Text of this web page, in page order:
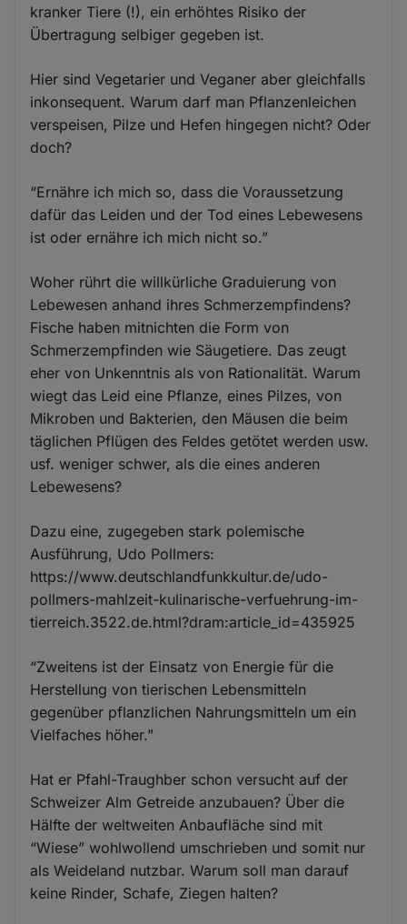
kranker Tiere (!), ein erhöhtes Risiko der
Übertragung selbiger gegeben ist.
Hier sind Vegetarier und Veganer aber gleichfalls
inkonsequent. Warum darf man Pflanzenleichen
verspeisen, Pilze und Hefen hingegen nicht? Oder
doch?
“Ernähre ich mich so, dass die Voraussetzung
dafür das Leiden und der Tod eines Lebewesens
ist oder ernähre ich mich nicht so.”
Woher rührt die willkürliche Graduierung von
Lebewesen anhand ihres Schmerzempfindens?
Fische haben mitnichten die Form von
Schmerzempfinden wie Säugetiere. Das zeugt
eher von Unkenntnis als von Rationalität. Warum
wiegt das Leid eine Pflanze, eines Pilzes, von
Mikroben und Bakterien, den Mäusen die beim
täglichen Pflügen des Feldes getötet werden usw.
usf. weniger schwer, als die eines anderen
Lebewesens?
Dazu eine, zugegeben stark polemische
Ausführung, Udo Pollmers:
https://www.deutschlandfunkkultur.de/udo-
pollmers-mahlzeit-kulinarische-verfuehrung-im-
tierreich.3522.de.html?dram:article_id=435925
“Zweitens ist der Einsatz von Energie für die
Herstellung von tierischen Lebensmitteln
gegenüber pflanzlichen Nahrungsmitteln um ein
Vielfaches höher.”
Hat er Pfahl-Traughber schon versucht auf der
Schweizer Alm Getreide anzubauen? Über die
Hälfte der weltweiten Anbaufläche sind mit
“Wiese” wohlwollend umschrieben und somit nur
als Weideland nutzbar. Warum soll man darauf
keine Rinder, Schafe, Ziegen halten?